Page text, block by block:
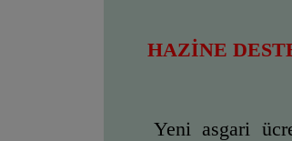
HAZİNE
Yeni asgari